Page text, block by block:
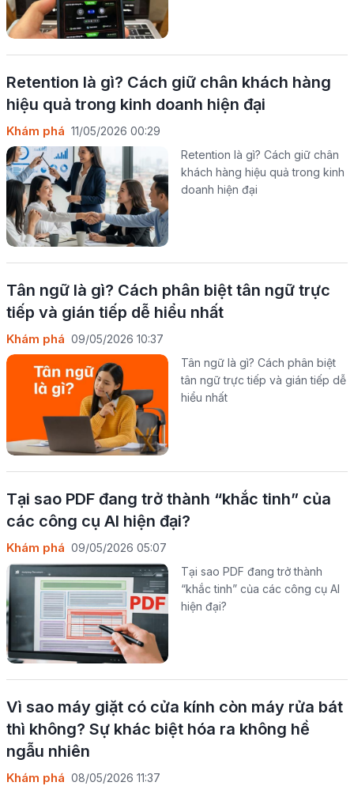
Retention là gì? Cách giữ chân khách hàng
hiệu quả trong kinh doanh hiện đại
Khám phá 11/05/2026 00:29
Retention là gì? Cách giữ chân
khách hàng hiệu quả trong kinh
doanh hiện đại
Tân ngữ là gì? Cách phân biệt tân ngữ trực
tiếp và gián tiếp dễ hiểu nhất
Khám phá 09/05/2026 10:37
Tân ngữ là gì? Cách phân biệt
tân ngữ trực tiếp và gián tiếp dễ
hiểu nhất
Tại sao PDF đang trở thành “khắc tinh” của
các công cụ AI hiện đại?
Khám phá 09/05/2026 05:07
Tại sao PDF đang trở thành
“khắc tinh” của các công cụ AI
hiện đại?
Vì sao máy giặt có cửa kính còn máy rửa bát
thì không? Sự khác biệt hóa ra không hề
ngẫu nhiên
Khám phá 08/05/2026 11:37